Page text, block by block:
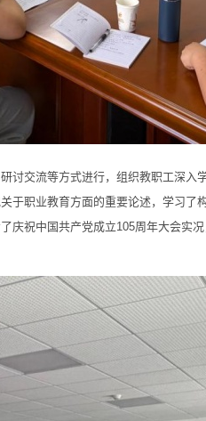
交流等方式进行，组织教职工深入
于职业教育方面的重要论述，学习了
庆祝中国共产党成立105周年大会实